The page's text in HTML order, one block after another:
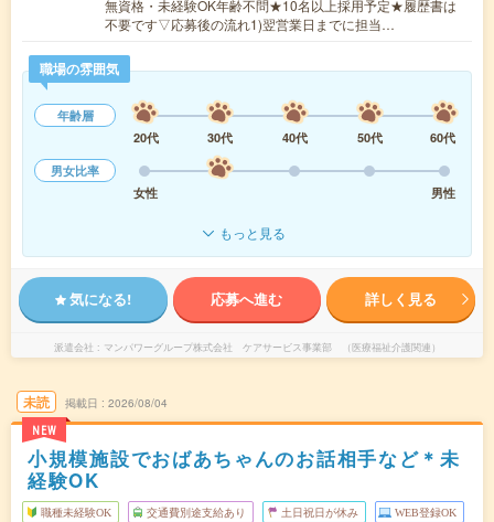
無資格・未経験OK年齢不問★10名以上採用予定★履歴書は
不要です▽応募後の流れ1)翌営業日までに担当…
職場の雰囲気
年齢層
20代
30代 40代 50代
60代
男女比率
女性
男性
もっと見る
気になる! 応募へ進む 詳しく見る
派遣会社 マンパワーグループ株式会社 ケアサービス事業部 （医療福祉介護関連）
未読
NEW
掲載日 2026/08/04
小規模施設でおばあちゃんのお話相手など＊未
経験OK
職種未経験OK 交通費別途支給あり 土日祝日が休み WEB登録OK